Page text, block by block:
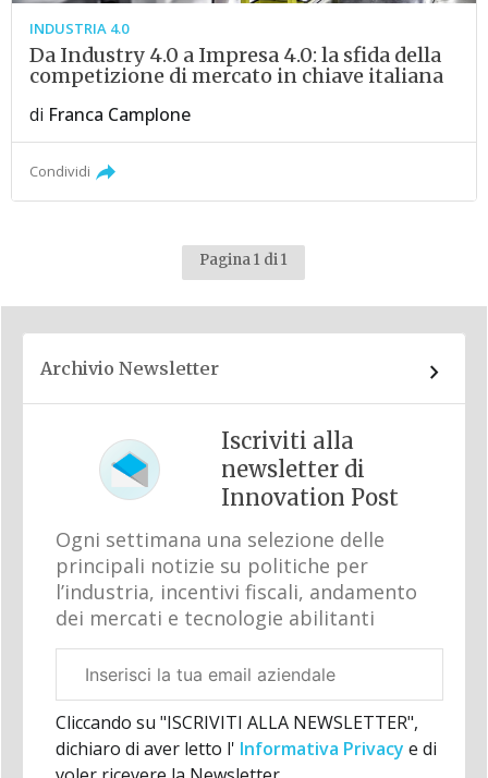
INDUSTRIA 4.0
Da Industry 4.0 a Impresa 4.0: la sfida della
competizione di mercato in chiave italiana
di Franca Camplone
Condividi
Pagina 1 di 1
Archivio Newsletter
Iscriviti alla
newsletter di
Innovation Post
Ogni settimana una selezione delle
principali notizie su politiche per
l’industria, incentivi fiscali, andamento
dei mercati e tecnologie abilitanti
aziendale
Cliccando su "ISCRIVITI ALLA NEWSLETTER",
dichiaro di aver letto l' Informativa Privacy e di